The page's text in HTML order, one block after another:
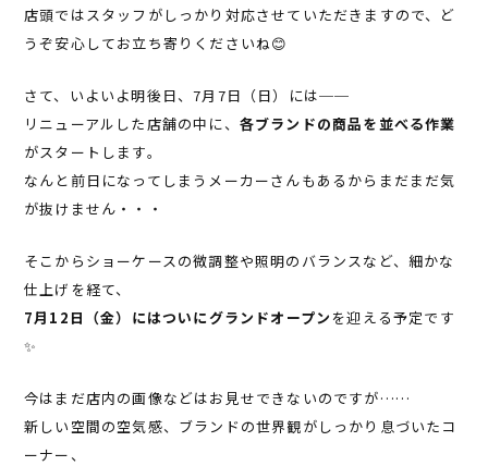
店頭ではスタッフがしっかり対応させていただきますので、ど
うぞ安心してお立ち寄りくださいね😊
さて、いよいよ明後日、7月7日（日）には──
リニューアルした店舗の中に、 各ブランドの商品を並べる作業
がスタートします。
なんと前日になってしまうメーカーさんもあるからまだまだ気
が抜けません・・・
そこからショーケースの微調整や照明のバランスなど、細かな
仕上げを経て、
7月12日（金）にはついにグランドオープン を迎える予定です
✨
今はまだ店内の画像などはお見せできないのですが……
新しい空間の空気感、ブランドの世界観がしっかり息づいたコ
ーナー、